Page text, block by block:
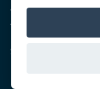
Amministrazione
Atti di notifica
Feed RSS
Servizi Intranet